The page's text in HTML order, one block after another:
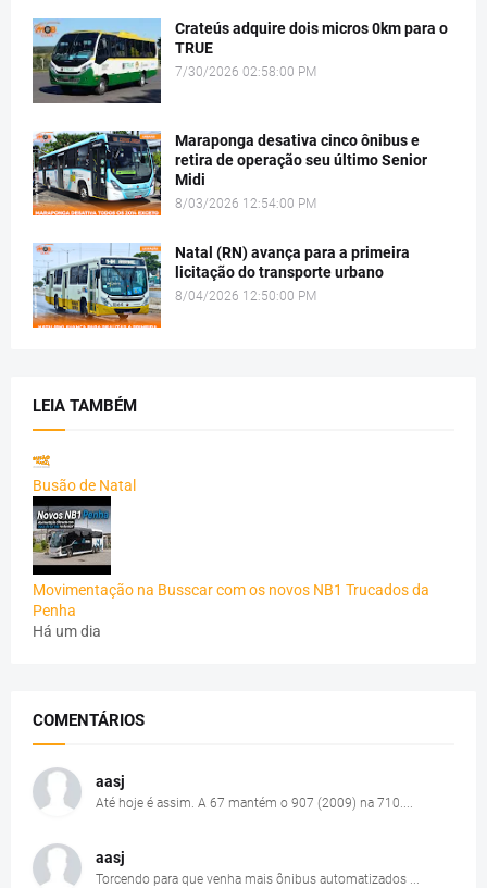
Crateús adquire dois micros 0km para o
TRUE
7/30/2026 02:58:00 PM
Maraponga desativa cinco ônibus e
retira de operação seu último Senior
Midi
8/03/2026 12:54:00 PM
Natal (RN) avança para a primeira
licitação do transporte urbano
8/04/2026 12:50:00 PM
LEIA TAMBÉM
Busão de Natal
Movimentação na Busscar com os novos NB1 Trucados da
Penha
Há um dia
COMENTÁRIOS
aasj
Até hoje é assim. A 67 mantém o 907 (2009) na 710....
aasj
Torcendo para que venha mais ônibus automatizados ...